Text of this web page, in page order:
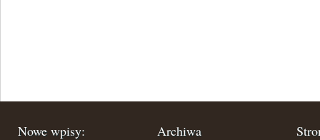
Nowe wpisy: Archiwa